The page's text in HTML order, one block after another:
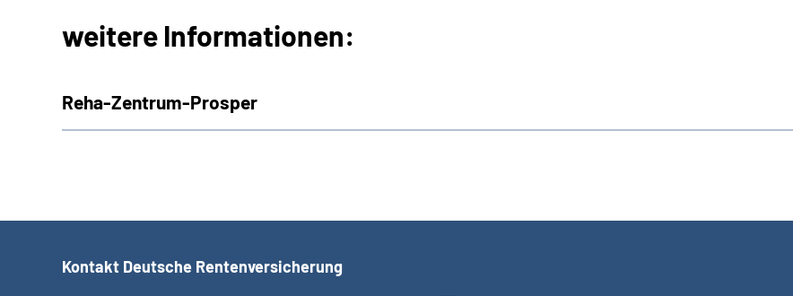
weitere Informationen:
Reha-Zentrum-Prosper
Kontakt Deutsche Rentenversicherung